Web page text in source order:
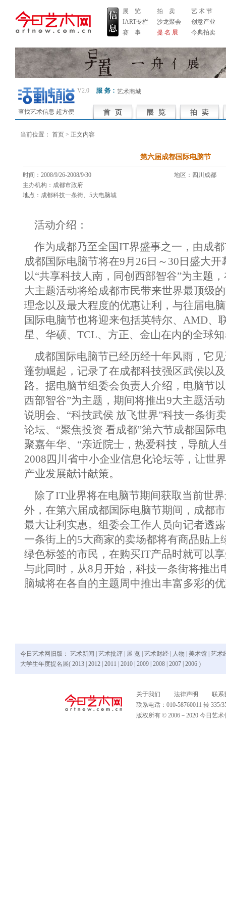
展 览
IART专栏
赛 事
拍 卖
沙龙聚会
提 名 展
艺 术 节
创意产业
今典拍卖
查找艺术信息 超方便
V2.0 艺术商城
当前位置： 首页 > 正文内容
第六届成都国际电脑节
时间：2008/9/26-2008/9/30
地区：四川成
主办机构：成都市政府
地点：成都科技一条街、5大电脑城
活动介绍：
作为成都乃至全国IT界盛事之一，由成
成都国际电脑节将在9月26日～30日盛大开
以“共享科技人南，同创西部智谷”为主题
大主题活动将给成都市民带来世界最顶级
理念以及最大程度的优惠让利，与往届电
国际电脑节也将迎来包括英特尔、AMD、
星、华硕、TCL、方正、金山在内的全球
成都国际电脑节已经历经十年风雨，它
蓬勃崛起，记录了在成都科技强区武侯以
路。据电脑节组委会负责人介绍，电脑节
西部智谷”为主题，期间将推出9大主题活
说明会、“科技武侯 放飞世界”科技一条街
论坛、“聚焦投资 看成都”第六节成都国际
聚嘉年华、“亲近院士，热爱科技，导航人
2008四川省中小企业信息化论坛等，让世
产业发展献计献策。
除了IT业界将在电脑节期间获取当前世
外，在第六届成都国际电脑节期间，成都
最大让利实惠。组委会工作人员向记者透
一条街上的5大商家的卖场都将有商品贴上
绿色标签的市民，在购买IT产品时就可以
与此同时，从8月开始，科技一条街将推出
脑城将在各自的主题周中推出丰富多彩的
今日艺术网旧版： 艺术新闻 艺术批评 展 览 艺术财经 人物 美术馆 艺术
大学生年度提名展( 2013 2012 2011 2010 2009 2008 2007 2006 )
关于我们 法律声明
联系
联系电话：010-58760011 转
版权所有 © 2006－2020 今日艺